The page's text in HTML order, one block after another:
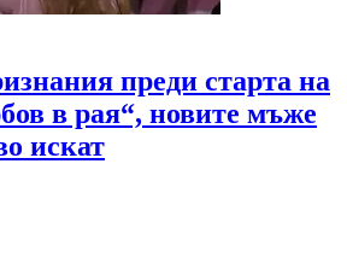
преди старта на
в рая“, новите мъже
искат